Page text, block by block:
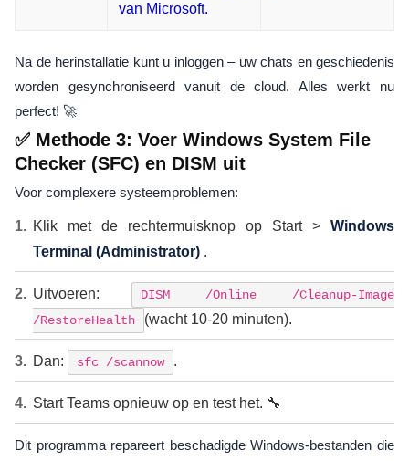
van Microsoft.
Na de herinstallatie kunt u inloggen – uw chats en geschiedenis
worden gesynchroniseerd vanuit de cloud. Alles werkt nu
perfect! 🚀
✅ Methode 3: Voer Windows System File
Checker (SFC) en DISM uit
Voor complexere systeemproblemen:
Klik met de rechtermuisknop op Start > Windows
Terminal (Administrator) .
Uitvoeren:
DISM /Online /Cleanup-Image
/RestoreHealth
(wacht 10-20 minuten).
Dan: sfc /scannow .
Start Teams opnieuw op en test het. 🔧
Dit programma repareert beschadigde Windows-bestanden die